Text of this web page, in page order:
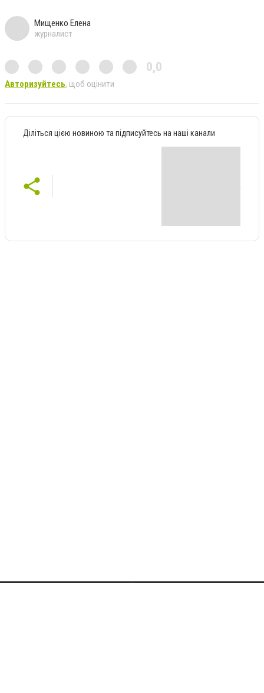
Мищенко Елена
журналист
0,0
Авторизуйтесь, щоб оцінити
Діліться цією новиною та підписуйтесь на наші канали